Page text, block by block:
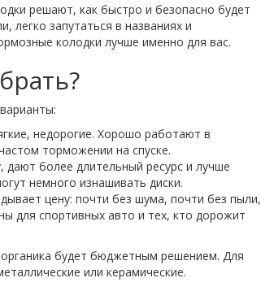
решают, как быстро и безопасно будет
легко запутаться в названиях и
колодки лучше именно для вас.
недорогие. Хорошо работают в
торможении на спуске.
дают более длительный ресурс и лучше
немного изнашивать диски.
цену: почти без шума, почти без пыли,
для спортивных авто и тех, кто дорожит
будет бюджетным решением. Для
или керамические.